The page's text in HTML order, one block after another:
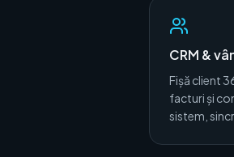
CRM &
Fișă client
facturi și
sistem,